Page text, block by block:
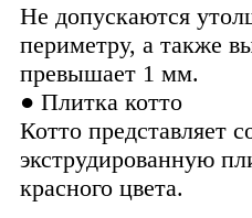
Не допускаются
периметру, а также
превышает 1 мм.
● Плитка котто
Котто представляет
экструдированную
красного цвета.